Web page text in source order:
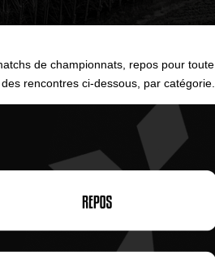
de championnats, repos pour toute
rencontres ci-dessous, par catégorie.